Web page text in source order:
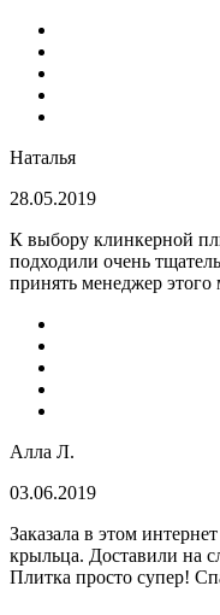
Наталья
28.05.2019
К выбору клинкерной
подходили очень
принять менеджер этого
Алла Л.
03.06.2019
Заказала в этом
крыльца. Доставили на
Плитка просто супер!